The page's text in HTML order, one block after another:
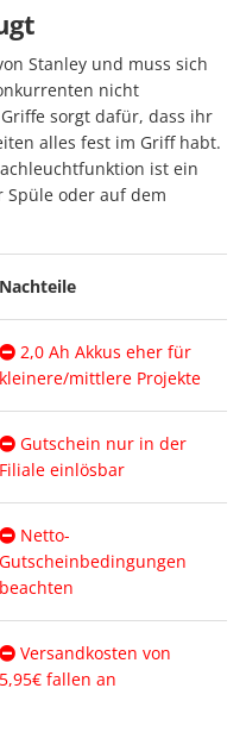
Stanley und muss sich
nicht
sorgt dafür, dass ihr
alles fest im Griff habt.
ist ein
Spüle oder auf dem
Nachteile
2,0 Ah Akkus eher für
kleinere/mittlere Projekte
Gutschein nur in der
Filiale einlösbar
Netto-
Gutscheinbedingungen
beachten
Versandkosten von
5,95€ fallen an